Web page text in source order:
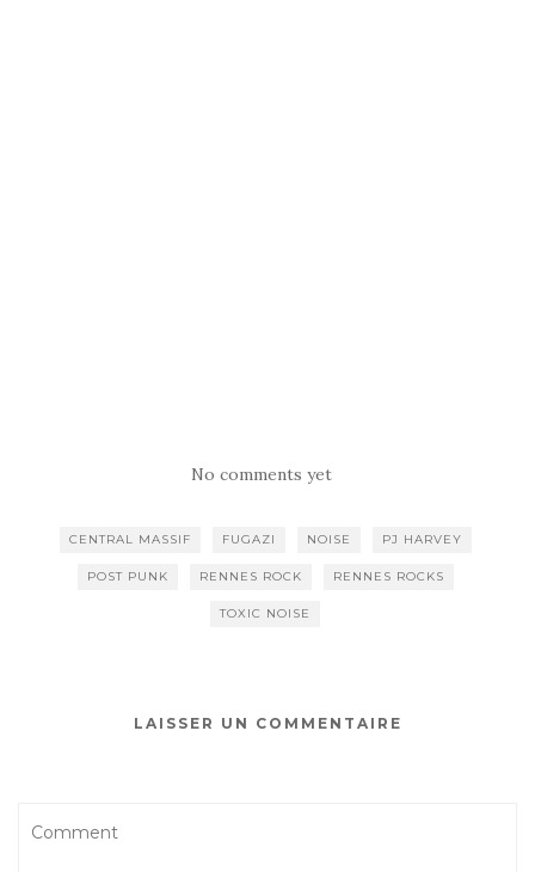
No comments yet
CENTRAL MASSIF FUGAZI NOISE PJ HARVEY
POST PUNK RENNES ROCK RENNES ROCKS
TOXIC NOISE
LAISSER UN COMMENTAIRE